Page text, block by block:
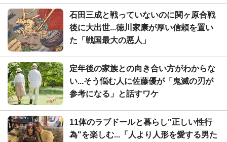
石田三成と戦っていないのに関ヶ原合戦
後に大出世...徳川家康が厚い信頼を置い
た「戦国最大の悪人」
定年後の家族との向き合い方がわからな
い...そう悩む人に佐藤優が「鬼滅の刃が
参考になる」と話すワケ
11体のラブドールと暮らし"正しい性行
為"を楽しむ...「人より人形を愛する男た